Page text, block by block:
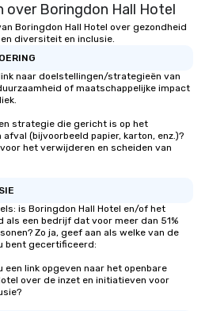
over Boringdon Hall Hotel
Boringdon Hall Hotel over gezondheid
diversiteit en inclusie.
naar doelstellingen/strategieën van
of maatschappelijke impact
strategie die gericht is op het
(bijvoorbeeld papier, karton, enz.)?
het verwijderen en scheiden van
is Boringdon Hall Hotel en/of het
een bedrijf dat voor meer dan 51%
Zo ja, geef aan als welke van de
bent gecertificeerd:
een link opgeven naar het openbare
over de inzet en initiatieven voor